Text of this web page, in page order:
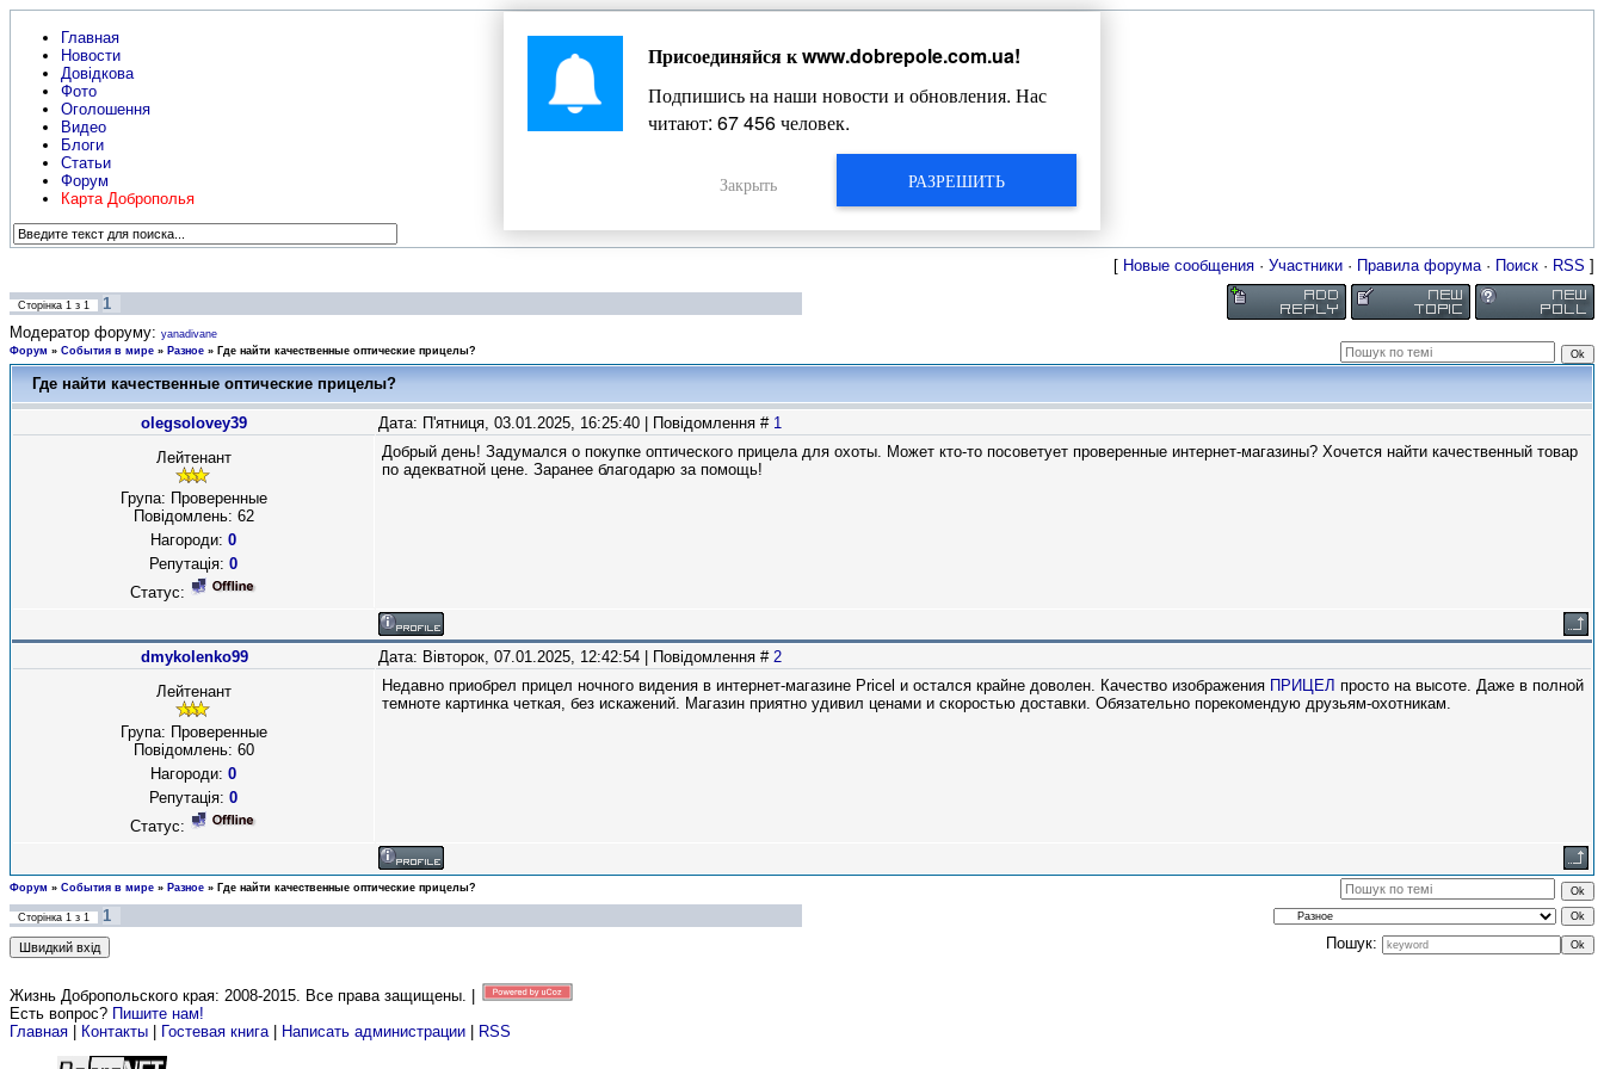
Главная
Новости
Довідкова
Фото
Оголошення
Видео
Блоги
Статьи
Форум
Карта Доброполья
Жизнь Добропольского края
[ Новые сообщения · Участники · Правила форума· Поиск · RSS ]
Сторінка 1 з 1
1
Модератор форуму: yanadivane
Форум » События в мире » Разное » Где найти качественные оптические прицелы?
Где найти качественные оптические прицелы?
olegsolovey39 Дата: П'ятниця, 03.01.2025, 16:25:40 | Повідомлення # 1
Лейтенант
Група: Проверенные
Повідомлень: 62
Нагороди: 0
Репутація: 0
Статус:
Добрый день! Задумался о покупке оптического прицела для охоты. Может кто-то посоветует проверенные интернет-магазины? Хочется найти качественный товар
по адекватной цене. Заранее благодарю за помощь!
dmykolenko99 Дата: Вівторок, 07.01.2025, 12:42:54 | Повідомлення # 2
Лейтенант
Група: Проверенные
Повідомлень: 60
Нагороди: 0
Репутація: 0
Статус:
Недавно приобрел прицел ночного видения в интернет-магазине Pricel и остался крайне доволен. Качество изображения ПРИЦЕЛ просто на высоте. Даже в полной
темноте картинка четкая, без искажений. Магазин приятно удивил ценами и скоростью доставки. Обязательно порекомендую друзьям-охотникам.
Форум » События в мире » Разное » Где найти качественные оптические прицелы?
Сторінка 1 з 1
1
Пошук:
Жизнь Добропольского края: 2008-2015. Все права защищены. |
Есть вопрос? Пишите нам!
Главная
Контакты Гостевая книга| Написать администрации RSS
Присоединяйся кwww.dobrepole.com.ua!
Подпишись на наши новости и обновления. Нас
читают: 67 456человек.
РАЗРЕШИТЬ
Закрыть